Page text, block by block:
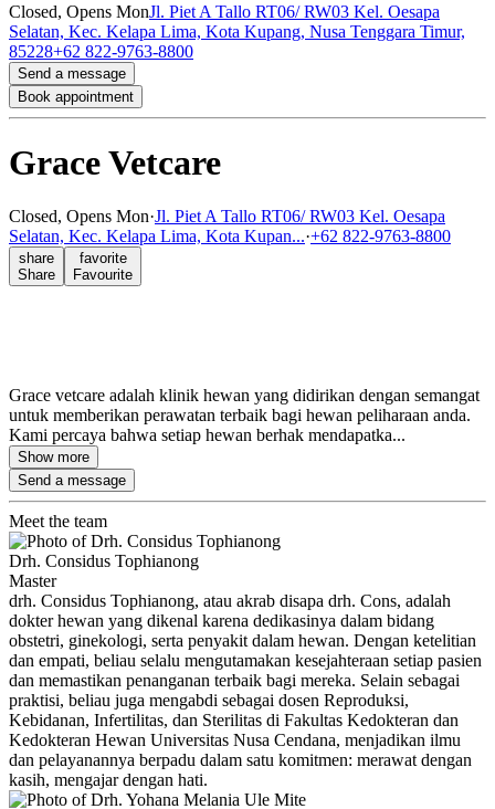
Closed, Opens MonJl. Piet A Tallo RT06/ RW03 Kel. Oesapa
Selatan, Kec. Kelapa Lima, Kota Kupang, Nusa Tenggara Timur,
85228+62 822-9763-8800
Send a message
Book appointment
Grace Vetcare
Closed, Opens Mon·Jl. Piet A Tallo RT06/ RW03 Kel. Oesapa
Selatan, Kec. Kelapa Lima, Kota Kupan...·+62 822-9763-8800
share
Share
favorite
Favourite
Grace vetcare adalah klinik hewan yang didirikan dengan semangat
untuk memberikan perawatan terbaik bagi hewan peliharaan anda.
Kami percaya bahwa setiap hewan berhak mendapatka...
Show more
Send a message
Meet the team
Drh. Considus Tophianong
Master
drh. Considus Tophianong, atau akrab disapa drh. Cons, adalah
dokter hewan yang dikenal karena dedikasinya dalam bidang
obstetri, ginekologi, serta penyakit dalam hewan. Dengan ketelitian
dan empati, beliau selalu mengutamakan kesejahteraan setiap pasien
dan memastikan penanganan terbaik bagi mereka. Selain sebagai
praktisi, beliau juga mengabdi sebagai dosen Reproduksi,
Kebidanan, Infertilitas, dan Sterilitas di Fakultas Kedokteran dan
Kedokteran Hewan Universitas Nusa Cendana, menjadikan ilmu
dan pelayanannya berpadu dalam satu komitmen: merawat dengan
kasih, mengajar dengan hati.